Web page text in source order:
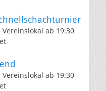
Vereinslokal ab 19:30
Vereinslokal ab 19:30